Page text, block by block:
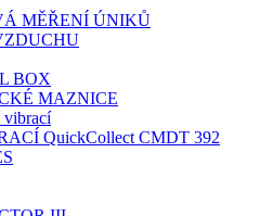
MĚŘENÍ ÚNIKŮ
BOX
MAZNICE
vibrací
QuickCollect CMDT 392